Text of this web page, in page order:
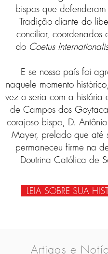
bispos que
Tradição diante do
conciliar, coordenados
do Coetus
E se nosso país foi
naquele momento
vez o seria com a história
de Campos dos
corajoso bispo, D.
Mayer, prelado que até
permaneceu firme na
Doutrina Católica de
LEIA SOBRE SUA
Artigos e